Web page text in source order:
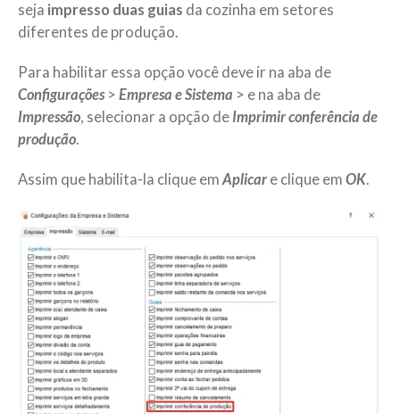
seja impresso duas guias da cozinha em setores
diferentes de produção.
Para habilitar essa opção você deve ir na aba de
Configurações> Empresa e Sistema > e na aba de
Impressão, selecionar a opção de Imprimirconferência de
produção.
Assim que habilita-la clique emAplicar e clique em OK.